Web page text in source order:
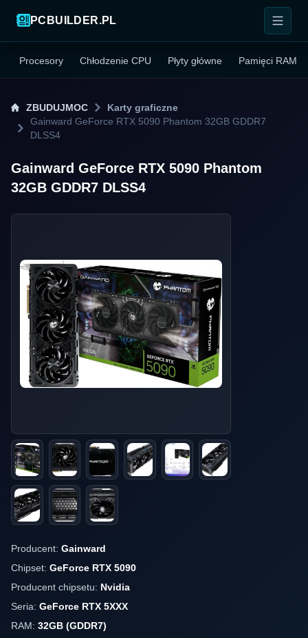
PCBUILDER.PL
Procesory Chłodzenie CPU Płyty główne Pamięci RAM
ZBUDUJMOC
Karty graficzne
Gainward GeForce RTX 5090 Phantom 32GB GDDR7
DLSS4
Gainward GeForce RTX 5090 Phantom
32GB GDDR7 DLSS4
Producent: Gainward
Chipset: GeForce RTX 5090
Producent chipsetu: Nvidia
Seria: GeForce RTX 5XXX
RAM: 32GB (GDDR7)